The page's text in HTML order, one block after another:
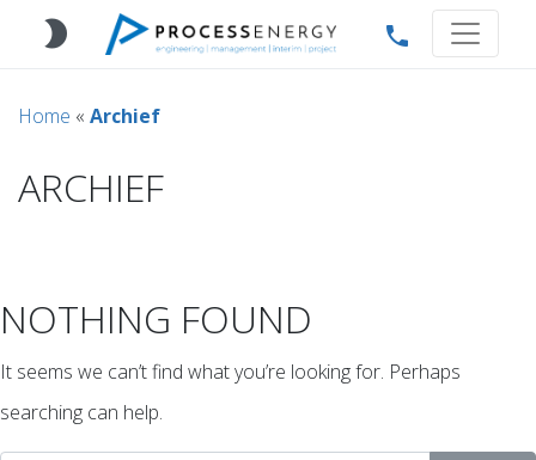
brightness_2 phone
Home « Archief
ARCHIEF
NOTHING FOUND
It seems we can’t find what you’re looking for. Perhaps
searching can help.